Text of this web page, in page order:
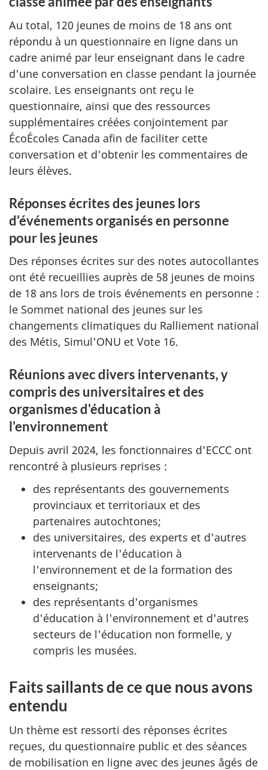
Au total, 120 jeunes de moins de 18 ans ont
répondu à un questionnaire en ligne dans un
cadre animé par leur enseignant dans le cadre
d'une conversation en classe pendant la journée
scolaire. Les enseignants ont reçu le
questionnaire, ainsi que des ressources
supplémentaires créées conjointement par
ÉcoÉcoles Canada afin de faciliter cette
conversation et d'obtenir les commentaires de
leurs élèves.
Réponses écrites des jeunes lors
d'événements organisés en personne
pour les jeunes
Des réponses écrites sur des notes autocollantes
ont été recueillies auprès de 58 jeunes de moins
de 18 ans lors de trois événements en personne :
le Sommet national des jeunes sur les
changements climatiques du Ralliement national
des Métis, Simul'ONU et Vote 16.
Réunions avec divers intervenants, y
compris des universitaires et des
organismes d'éducation à
l'environnement
Depuis avril 2024, les fonctionnaires d'ECCC ont
rencontré à plusieurs reprises :
des représentants des gouvernements
provinciaux et territoriaux et des
partenaires autochtones;
des universitaires, des experts et d'autres
intervenants de l'éducation à
l'environnement et de la formation des
enseignants;
des représentants d'organismes
d'éducation à l'environnement et d'autres
secteurs de l'éducation non formelle, y
compris les musées.
Faits saillants de ce que nous avons
entendu
Un thème est ressorti des réponses écrites
reçues, du questionnaire public et des séances
de mobilisation en ligne avec des jeunes âgés de